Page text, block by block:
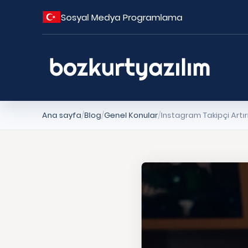
Sosyal Medya Programlama
Ana sayfa Blog Genel Konular Instagram Takipçi